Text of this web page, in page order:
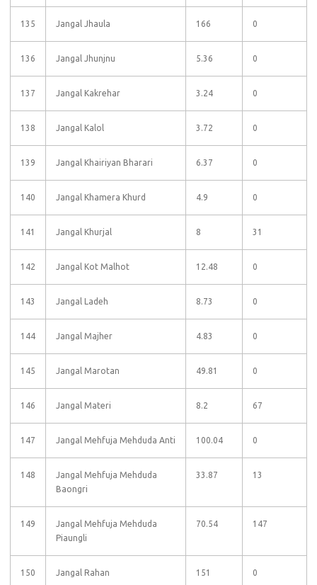
135 Jangal Jhaula 166 0
136 Jangal Jhunjnu 5.36 0
137 Jangal Kakrehar 3.24 0
138 Jangal Kalol 3.72 0
139 Jangal Khairiyan Bharari 6.37 0
140 Jangal Khamera Khurd 4.9 0
141 Jangal Khurjal 8 31
142 Jangal Kot Malhot 12.48 0
143 Jangal Ladeh 8.73 0
144 Jangal Majher 4.83 0
145 Jangal Marotan 49.81 0
146 Jangal Materi 8.2 67
147 Jangal Mehfuja Mehduda Anti 100.04 0
148
Jangal Mehfuja Mehduda
Baongri
33.87 13
149
Jangal Mehfuja Mehduda
Piaungli
70.54 147
150 Jangal Rahan 151 0